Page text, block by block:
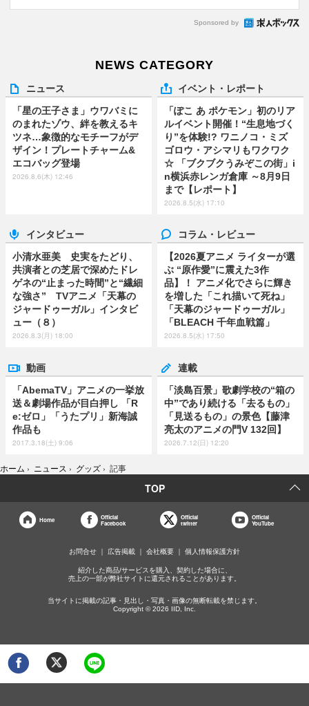
Sponsored by
NEWS CATEGORY
ニュース
「星の王子さま」ウワバミに
のまれたゾウ、絆を教えるキ
ツネ…象徴的なモチーフがデ
ザイン！プレートチャーム&
エコバッグ登場
2026.8.6(木) 12:46
イベント・レポート
「ぽこ あ ポケモン」初のリア
ルイベント開催！“生息地づく
り”を体験!? ワニノコ・ミズ
ゴロウ・アシマリもワクワク
☆ 「ブクブクうみぞこの街」i
n横浜赤レンガ倉庫 ～8月9日
まで【レポート】
2026.8.5(水) 17:10
インタビュー
小清水亜美 史実をたどり、
共演者との芝居で深めたドレ
ゲネの“止まった時間”と“繊細
な強さ” TVアニメ「天幕の
ジャードゥーガル」インタビ
ュー（８）
2026.8.3(月) 18:00
コラム・レビュー
【2026夏アニメ ライターが選
ぶ “原作愛”に震えた3作
品】！ アニメ化でさらに輝き
を増した「これ描いて死ね」
「天幕のジャードゥーガル」
「BLEACH 千年血戦篇」
2026.8.5(水) 17:50
動画
「AbemaTV」アニメの一挙放
送＆劇場作品が目白押し 「R
e:ゼロ」「うたプリ」新海誠
作品も
2017.3.18(土) 9:06
連載
「淡島百景」歌劇学校の“箱の
中”であり続ける「去るもの」
「見送るもの」の景色【藤津
亮太のアニメの門V 132回】
2026.7.12(日) 12:20
ホーム › ニュース › グッズ › 記事
TOP
Home
Official
Facebook
Official
twitter
Official
YouTube
お問合せ 広告掲載 会社概要 個人情報保護方針
紹介した商品/サービスを購入、契約した場合に、
売上の一部が弊社サイトに還元されることがあります。
当サイトに掲載の記事・見出し・写真・画像の無断転載を禁じます。
Copyright © 2026 IID, Inc.